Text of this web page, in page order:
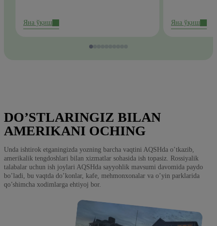
Яна ўқиш Яна ўқиш
DO’STLARINGIZ BILAN
AMERIKANI OCHING
Unda ishtirok etganingizda yozning barcha vaqtini AQSHda o’tkazib,
amerikalik tengdoshlari bilan xizmatlar sohasida ish topasiz. Rossiyalik
talabalar uchun ish joylari AQSHda sayyohlik mavsumi davomida paydo
bo’ladi, bu vaqtda do’konlar, kafe, mehmonxonalar va o’yin parklarida
qo’shimcha xodimlarga ehtiyoj bor.